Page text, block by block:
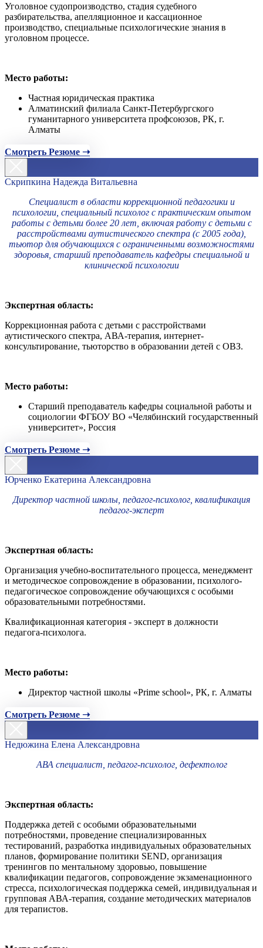
Уголовное судопроизводство, стадия судебного
разбирательства, апелляционное и кассационное
производство, специальные психологические знания в
уголовном процессе.
Место работы:
Частная юридическая практика
Алматинский филиала Санкт-Петербургского
гуманитарного университета профсоюзов, РК, г.
Алматы
Смотреть Резюме ➝
Скрипкина Надежда Витальевна
Специалист в области коррекционной педагогики и
психологии, специальный психолог с практическим опытом
работы с детьми более 20 лет, включая работу с детьми с
расстройствами аутистического спектра (с 2005 года),
тьютор для обучающихся с ограниченными возможностями
здоровья, старший преподаватель кафедры специальной и
клинической психологии
Экспертная область:
Коррекционная работа с детьми с расстройствами
аутистического спектра, АВА-терапия, интернет-
консультирование, тьюторство в образовании детей с ОВЗ.
Место работы:
Старший преподаватель кафедры социальной работы и
социологии ФГБОУ ВО «Челябинский государственный
университет», Россия
Смотреть Резюме ➝
Юрченко Екатерина Александровна
Директор частной школы, педагог-психолог, квалификация
педагог-эксперт
Экспертная область:
Организация учебно-воспитательного процесса, менеджмент
и методическое сопровождение в образовании, психолого-
педагогическое сопровождение обучающихся с особыми
образовательными потребностями.
Квалификационная категория - эксперт в должности
педагога-психолога.
Место работы:
Директор частной школы «Prime school», РК, г. Алматы
Смотреть Резюме ➝
Недюжина Елена Александровна
АВА специалист, педагог-психолог, дефектолог
Экспертная область:
Поддержка детей с особыми образовательными
потребностями, проведение специализированных
тестирований, разработка индивидуальных образовательных
планов, формирование политики SEND, организация
тренингов по ментальному здоровью, повышение
квалификации педагогов, сопровождение экзаменационного
стресса, психологическая поддержка семей, индивидуальная и
групповая АВА-терапия, создание методических материалов
для терапистов.